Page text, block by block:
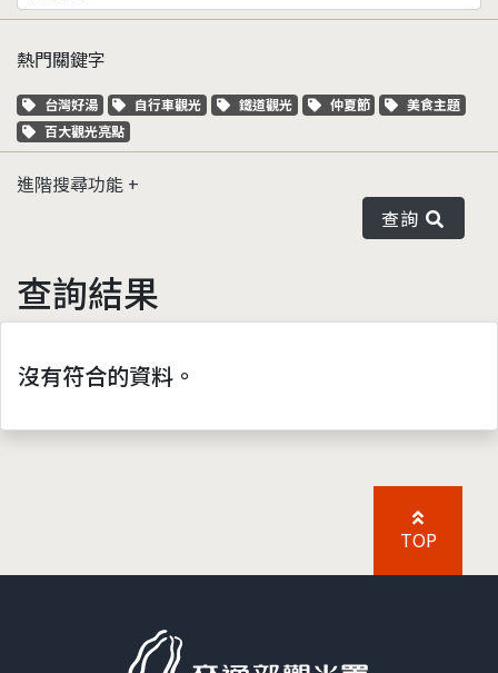
熱門關鍵字
關鍵字標籤
台灣好湯 關鍵字標籤
自行車觀光 關鍵字標籤
鐵道觀光 關鍵字標籤
仲夏節 關鍵字標籤
美食主題
關鍵字標籤
百大觀光亮點
進階搜尋功能
查詢
查詢結果
沒有符合的資料。
TOP